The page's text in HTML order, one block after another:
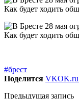
#брест
Поделится VKOK.ru
Предыдущая запись